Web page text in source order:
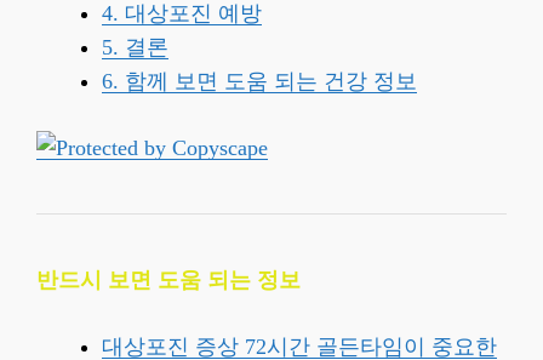
4. 대상포진 예방
5. 결론
6. 함께 보면 도움 되는 건강 정보
반드시 보면 도움 되는 정보
대상포진 증상 72시간 골든타임이 중요한